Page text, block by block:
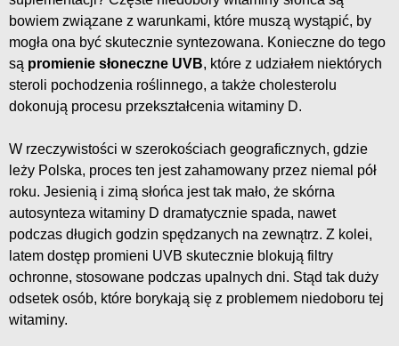
bowiem związane z warunkami, które muszą wystąpić, by
mogła ona być skutecznie syntezowana. Konieczne do tego
są promienie słoneczne UVB, które z udziałem niektórych
steroli pochodzenia roślinnego, a także cholesterolu
dokonują procesu przekształcenia witaminy D.
W rzeczywistości w szerokościach geograficznych, gdzie
leży Polska, proces ten jest zahamowany przez niemal pół
roku. Jesienią i zimą słońca jest tak mało, że skórna
autosynteza witaminy D dramatycznie spada, nawet
podczas długich godzin spędzanych na zewnątrz. Z kolei,
latem dostęp promieni UVB skutecznie blokują filtry
ochronne, stosowane podczas upalnych dni. Stąd tak duży
odsetek osób, które borykają się z problemem niedoboru tej
witaminy.